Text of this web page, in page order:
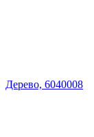
Дерево, 6040008